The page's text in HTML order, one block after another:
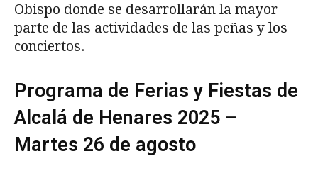
Obispo donde se desarrollarán la mayor
parte de las actividades de las peñas y los
conciertos.
Programa de Ferias y Fiestas de
Alcalá de Henares 2025 –
Martes 26 de agosto